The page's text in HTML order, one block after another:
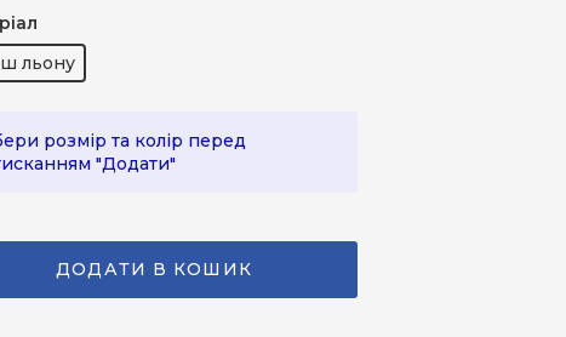
льону
розмір та колір перед
"Додати"
ДОДАТИ В КОШИК